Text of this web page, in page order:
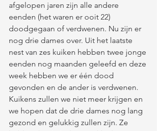
afgelopen jaren zijn alle andere
eenden (het waren er ooit 22)
doodgegaan of verdwenen. Nu zijn er
nog drie dames over. Uit het laatste
nest van zes kuiken hebben twee jonge
eenden nog maanden geleefd en deze
week hebben we er één dood
gevonden en de ander is verdwenen.
Kuikens zullen we niet meer krijgen en
we hopen dat de drie dames nog lang
gezond en gelukkig zullen zijn. Ze